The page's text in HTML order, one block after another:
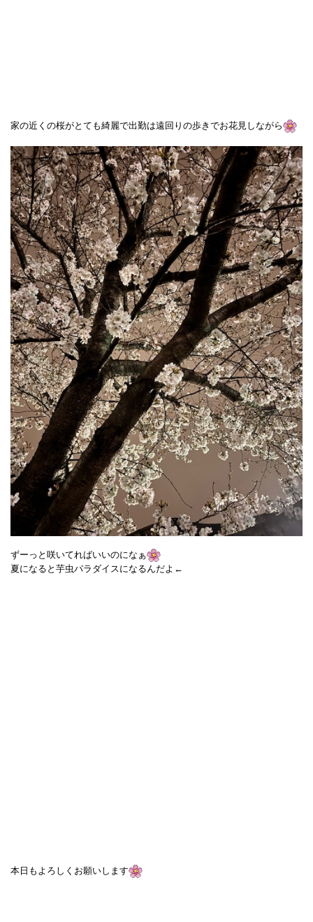
家の近くの桜がとても綺麗で出勤は遠回りの歩きでお花見しながら
ずーっと咲いてればいいのになぁ
夏になると芋虫パラダイスになるんだよ←
本日もよろしくお願いします